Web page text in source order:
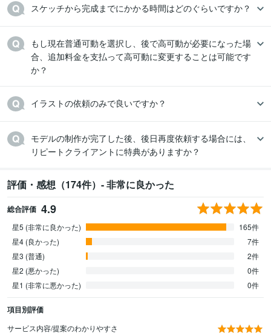
スケッチから完成までにかかる時間はどのぐらいですか？
もし現在普通可動を選択し、後で高可動が必要になった場
合、追加料金を支払って高可動に変更することは可能です
か？
イラストの依頼のみで良いですか？
モデルの制作が完了した後、後日再度依頼する場合には、
リピートクライアントに特典がありますか？
評価・感想（174件）- 非常に良かった
総合評価 4.9
星5 (非常に良かった)
165件
星4 (良かった)
7件
星3 (普通)
2件
星2 (悪かった)
0件
星1 (非常に悪かった)
0件
項目別評価
サービス内容/提案のわかりやすさ